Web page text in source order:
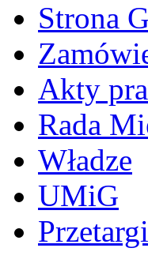
Strona
Akty
Rada
Władze
UMiG